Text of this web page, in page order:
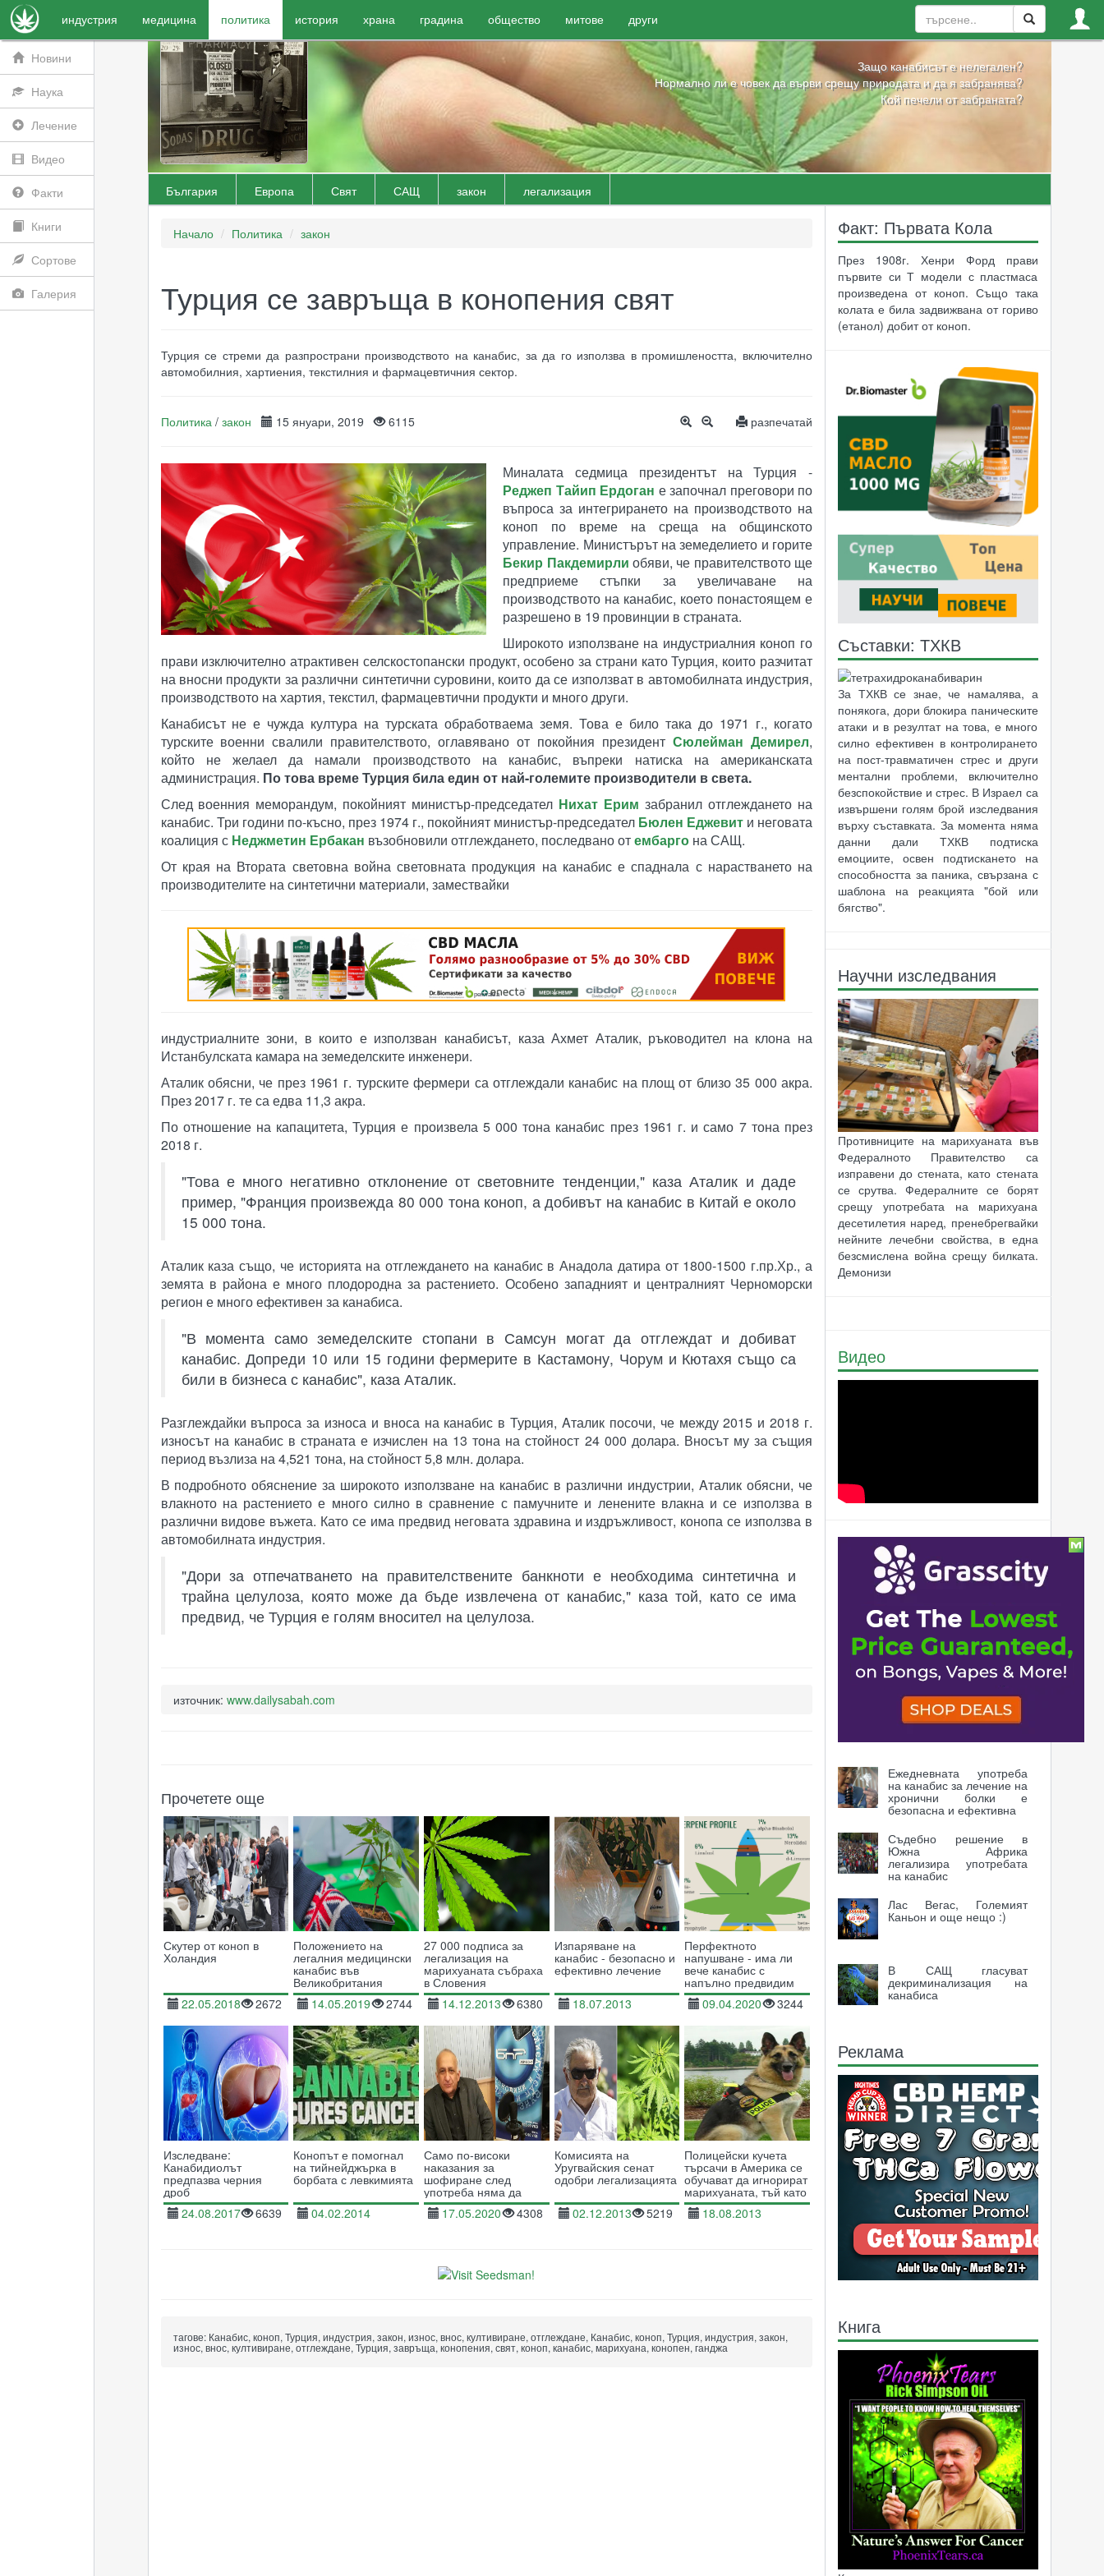
индустрия медицина политика история храна градина общество митове други
Новини
Наука
Лечение
Видео
Факти
Книги
Сортове
Галерия
Защо канабисът е нелегален?
Нормално ли е човек да върви срещу природата и да я забранява?
Кой печели от забраната?
България Европа Свят САЩ закон легализация
Начало Политика закон
Турция се завръща в конопения свят
Турция се стреми да разпространи производството на канабис, за да го използва в промишлеността, включително
автомобилния, хартиения, текстилния и фармацевтичния сектор.
Политика/ закон 15 януари, 2019 6115 разпечатай
Миналата седмица президентът на Турция -
Реджеп Тайип Ердоган е започнал преговори по
въпроса за интегрирането на производството на
коноп по време на среща на общинското
управление. Министърът на земеделието и горите
Бекир Пакдемирли обяви, че правителството ще
предприеме стъпки за увеличаване на
производството на канабис, което понастоящем е
разрешено в 19 провинции в страната.
Широкото използване на индустриалния коноп го
прави изключително атрактивен селскостопански продукт, особено за страни като Турция, които разчитат
на вносни продукти за различни синтетични суровини, които да се използват в автомобилната индустрия,
производството на хартия, текстил, фармацевтични продукти и много други.
Канабисът не е чужда култура на турската обработваема земя. Това е било така до 1971 г., когато
турските военни свалили правителството, оглавявано от покойния президентСюлейман Демирел,
който не желаел да намали производството на канабис, въпреки натиска на американската
администрация. По това време Турция била един от най-големите производители в света.
След военния меморандум, покойният министър-председател Нихат Еримзабранил отглеждането на
канабис. Три години по-късно, през 1974 г., покойният министър-председател Бюлен Еджевити неговата
коалиция с Неджметин Ербакан възобновили отглеждането, последвано отембаргона САЩ.
От края на Втората световна война световната продукция на канабис е спаднала с нарастването на
производителите на синтетични материали, замествайки
реклама
индустриалните зони, в които е използван канабисът, каза Ахмет Аталик, ръководител на клона на
Истанбулската камара на земеделските инженери.
Аталик обясни, че през 1961 г. турските фермери са отглеждали канабис на площ от близо 35 000 акра.
През 2017 г. те са едва 11,3 акра.
По отношение на капацитета, Турция е произвела 5 000 тона канабис през 1961 г. и само 7 тона през
2018 г.
"Това е много негативно отклонение от световните тенденции," каза Аталик и даде
пример, "Франция произвежда 80 000 тона коноп, а добивът на канабис в Китай е около
15 000 тона.
Аталик каза също, че историята на отглеждането на канабис в Анадола датира от 1800-1500 г.пр.Хр., а
земята в района е много плодородна за растението. Особено западният и централният Черноморски
регион е много ефективен за канабиса.
"В момента само земеделските стопани в Самсун могат да отглеждат и добиват
канабис. Допреди 10 или 15 години фермерите в Кастамону, Чорум и Кютахя също са
били в бизнеса с канабис", каза Аталик.
Разглеждайки въпроса за износа и вноса на канабис в Турция, Aталик посочи, че между 2015 и 2018 г.
износът на канабис в страната е изчислен на 13 тона на стойност 24 000 долара. Вносът му за същия
период възлиза на 4,521 тона, на стойност 5,8 млн. долара.
В подробното обяснение за широкото използване на канабис в различни индустрии, Aталик обясни, че
влакното на растението е много силно в сравнение с памучните и ленените влакна и се използва в
различни видове въжета. Като се има предвид неговата здравина и издръжливост, конопа се използва в
автомобилната индустрия.
"Дори за отпечатването на правителствените банкноти е необходима синтетична и
трайна целулоза, която може да бъде извлечена от канабис," каза той, като се има
предвид, че Турция е голям вносител на целулоза.
източник: www.dailysabah.com
Прочетете още
Скутер от коноп в
Холандия
22.05.2018 2672
Положението на
легалния медицински
канабис във
Великобритания
14.05.2019
2744
27 000 подписа за
легализация на
марихуаната събраха
в Словения
14.12.2013
6380
Изпаряване на
канабис - безопасно и
ефективно лечение
18.07.2013
Перфектното
напушване - има ли
вече канабис с
напълно предвидим
ефект
09.04.2020 3244
Изследване:
Канабидиолът
предпазва черния
дроб
24.08.2017
6639
Конопът е помогнал
на тийнейджърка в
борбата с левкимията
04.02.2014
Само по-високи
наказания за
шофиране след
употреба няма да
донесат ефект
17.05.2020 4308
Комисията на
Уругвайския сенат
одобри легализацията
02.12.2013 5219
Полицейски кучета
търсачи в Америка се
обучават да игнорират
марихуаната, тъй като
тя е легална
18.08.2013
тагове: Канабис, коноп, Турция, индустрия, закон, износ, внос, култивиране, отглеждане, Канабис, коноп, Турция, индустрия, закон,
износ, внос, култивиране, отглеждане, Турция, завръща, конопения, свят, коноп, канабис, марихуана, конопен, ганджа
Факт: Първата Кола
През 1908г. Хенри Форд прави
първите си Т модели с пластмаса
произведена от коноп. Също така
колата е била задвижвана от гориво
(етанол) добит от коноп.
Съставки: ТХКВ
За ТХКВ се знае, че намалява, а
понякога, дори блокира паническите
атаки и в резултат на това, е много
силно ефективен в контролирането
на пост-травматичен стрес и други
ментални проблеми, включително
безспокойствие и стрес. В Израел са
извършени голям брой изследвания
върху съставката. За момента няма
данни дали ТХКВ подтиска
емоциите, освен подтискането на
способността за паника, свързана с
шаблона на реакцията "бой или
бягство".
Научни изследвания
Противниците на марихуаната във
Федералното Правителство са
изправени до стената, като стената
се срутва. Федералните се борят
срещу употребата на марихуана
десетилетия наред, пренебрегвайки
нейните лечебни свойства, в една
безсмислена война срещу билката.
Демонизи
Видео
Статии
Експресна доставка на
канабис по домовете
Федералният резерв на
канабис
Кеф на кристали
Ежедневната употреба
на канабис за лечение на
хронични болки е
безопасна и ефективна
Съдебно решение в
Южна Африка
легализира употребата
на канабис
Лас Вегас, Големият
Каньон и още нещо :)
В САЩ гласуват
декриминализация на
канабиса
Реклама
Книга